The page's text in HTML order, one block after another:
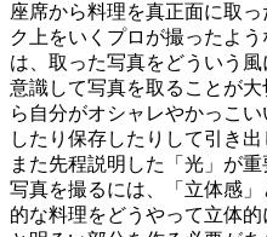
座席から料理を真正面に取
ク上をいくプロが撮ったよ
は、取った写真をどういう
意識して写真を取ることが
ら自分がオシャレやかっこ
したり保存したりして引き
また先程説明した「光」が
写真を撮るには、「立体感
的な料理をどうやって立体